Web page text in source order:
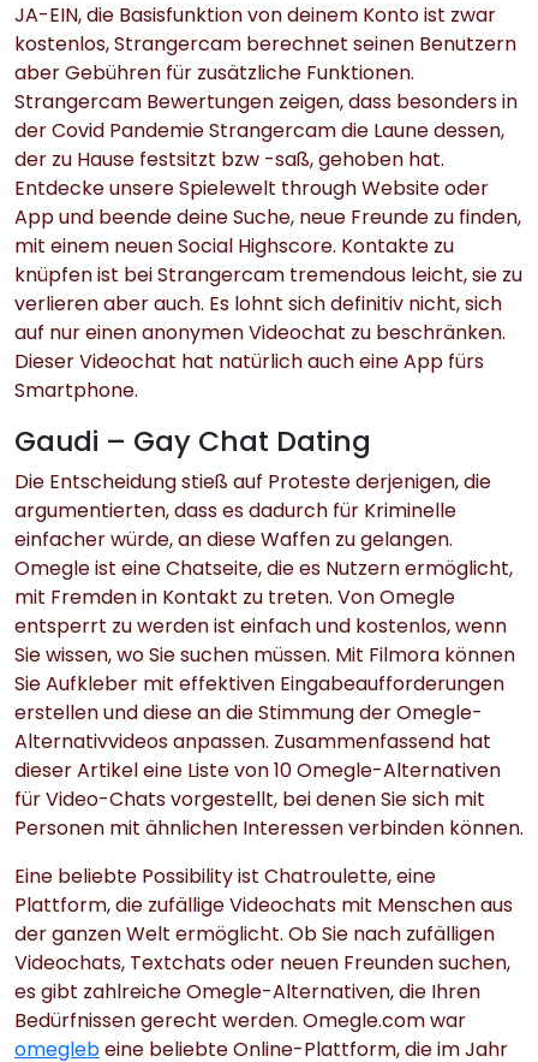
JA-EIN, die Basisfunktion von deinem Konto ist zwar
kostenlos, Strangercam berechnet seinen Benutzern
aber Gebühren für zusätzliche Funktionen.
Strangercam Bewertungen zeigen, dass besonders in
der Covid Pandemie Strangercam die Laune dessen,
der zu Hause festsitzt bzw -saß, gehoben hat.
Entdecke unsere Spielewelt through Website oder
App und beende deine Suche, neue Freunde zu finden,
mit einem neuen Social Highscore. Kontakte zu
knüpfen ist bei Strangercam tremendous leicht, sie zu
verlieren aber auch. Es lohnt sich definitiv nicht, sich
auf nur einen anonymen Videochat zu beschränken.
Dieser Videochat hat natürlich auch eine App fürs
Smartphone.
Gaudi – Gay Chat Dating
Die Entscheidung stieß auf Proteste derjenigen, die
argumentierten, dass es dadurch für Kriminelle
einfacher würde, an diese Waffen zu gelangen.
Omegle ist eine Chatseite, die es Nutzern ermöglicht,
mit Fremden in Kontakt zu treten. Von Omegle
entsperrt zu werden ist einfach und kostenlos, wenn
Sie wissen, wo Sie suchen müssen. Mit Filmora können
Sie Aufkleber mit effektiven Eingabeaufforderungen
erstellen und diese an die Stimmung der Omegle-
Alternativvideos anpassen. Zusammenfassend hat
dieser Artikel eine Liste von 10 Omegle-Alternativen
für Video-Chats vorgestellt, bei denen Sie sich mit
Personen mit ähnlichen Interessen verbinden können.
Eine beliebte Possibility ist Chatroulette, eine
Plattform, die zufällige Videochats mit Menschen aus
der ganzen Welt ermöglicht. Ob Sie nach zufälligen
Videochats, Textchats oder neuen Freunden suchen,
es gibt zahlreiche Omegle-Alternativen, die Ihren
Bedürfnissen gerecht werden. Omegle.com war
omeglebeine beliebte Online-Plattform, die im Jahr